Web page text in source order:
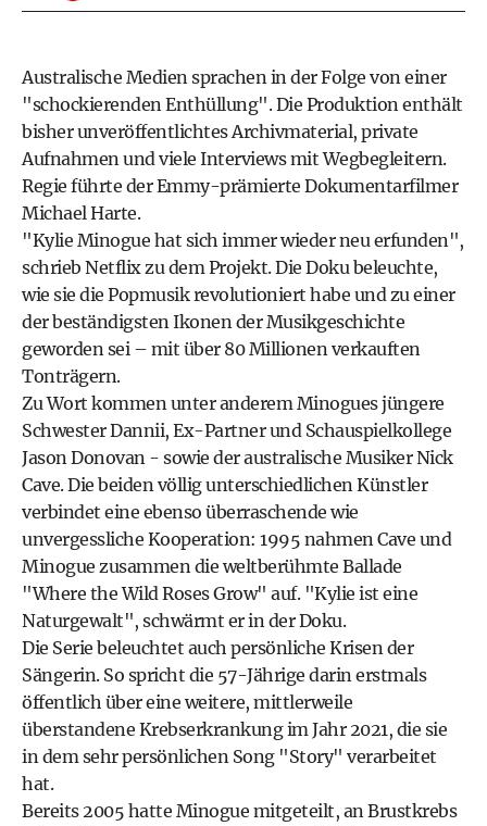
Australische Medien sprachen in der Folge von einer
"schockierenden Enthüllung". Die Produktion enthält
bisher unveröffentlichtes Archivmaterial, private
Aufnahmen und viele Interviews mit Wegbegleitern.
Regie führte der Emmy-prämierte Dokumentarfilmer
Michael Harte.
"Kylie Minogue hat sich immer wieder neu erfunden",
schrieb Netflix zu dem Projekt. Die Doku beleuchte,
wie sie die Popmusik revolutioniert habe und zu einer
der beständigsten Ikonen der Musikgeschichte
geworden sei – mit über 80 Millionen verkauften
Tonträgern.
Zu Wort kommen unter anderem Minogues jüngere
Schwester Dannii, Ex-Partner und Schauspielkollege
Jason Donovan - sowie der australische Musiker Nick
Cave. Die beiden völlig unterschiedlichen Künstler
verbindet eine ebenso überraschende wie
unvergessliche Kooperation: 1995 nahmen Cave und
Minogue zusammen die weltberühmte Ballade
"Where the Wild Roses Grow" auf. "Kylie ist eine
Naturgewalt", schwärmt er in der Doku.
Die Serie beleuchtet auch persönliche Krisen der
Sängerin. So spricht die 57-Jährige darin erstmals
öffentlich über eine weitere, mittlerweile
überstandene Krebserkrankung im Jahr 2021, die sie
in dem sehr persönlichen Song "Story" verarbeitet
hat.
Bereits 2005 hatte Minogue mitgeteilt, an Brustkrebs